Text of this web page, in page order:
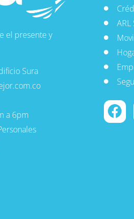
el presente y
Sura
a 6pm
ARL